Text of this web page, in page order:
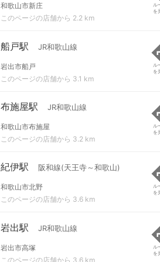
和歌山市新庄
このページの店舗から 2.2 km
ル
を
船戸駅 JR和歌山線
岩出市船戸
このページの店舗から 3.1 km
ル
を
布施屋駅 JR和歌山線
和歌山市布施屋
このページの店舗から 3.2 km
ル
を
紀伊駅 阪和線(天王寺～和歌山)
和歌山市北野
このページの店舗から 3.6 km
ル
を
岩出駅 JR和歌山線
岩出市高塚
このページの店舗から 3.6 km
ル
を